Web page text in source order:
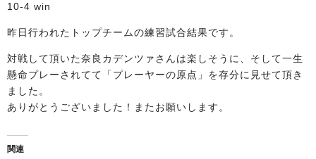
お問い合わせ
10-4 win
昨日行われたトップチームの練習試合結果です。
対戦して頂いた奈良カデンツァさんは楽しそうに、そして一生
懸命プレーされてて「プレーヤーの原点」を存分に見せて頂き
ました。
ありがとうございました！またお願いします。
関連